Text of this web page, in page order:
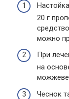
20 г
можно
При
на
Чеснок